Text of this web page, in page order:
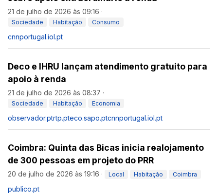
21 de julho de 2026 às 09:16 ·
Sociedade Habitação Consumo
cnnportugal.iol.pt
Deco e IHRU lançam atendimento gratuito para
apoio à renda
21 de julho de 2026 às 08:37 ·
Sociedade Habitação Economia
observador.ptrtp.pteco.sapo.ptcnnportugal.iol.pt
Coimbra: Quinta das Bicas inicia realojamento
de 300 pessoas em projeto do PRR
20 de julho de 2026 às 19:16 · Local Habitação Coimbra
publico.pt